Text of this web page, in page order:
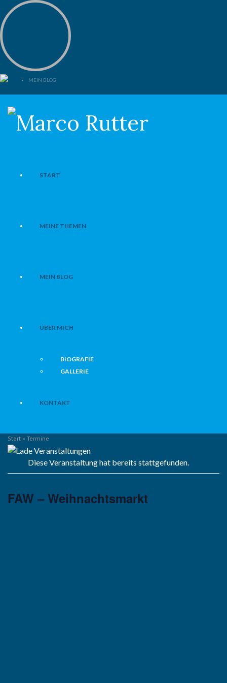
MEIN BLOG
START
MEINE THEMEN
MEIN BLOG
ÜBER MICH
BIOGRAFIE
GALLERIE
KONTAKT
Start » Termine
Diese Veranstaltung hat bereits stattgefunden.
FAW – Weihnachtsmarkt